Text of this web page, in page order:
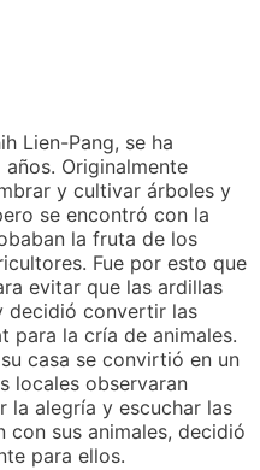
Lien-Pang, se ha
Originalmente
y cultivar árboles y
se encontró con la
la fruta de los
Fue por esto que
evitar que las ardillas
decidió convertir las
para la cría de animales.
casa se convirtió en un
locales observaran
la alegría y escuchar las
con sus animales, decidió
para ellos.